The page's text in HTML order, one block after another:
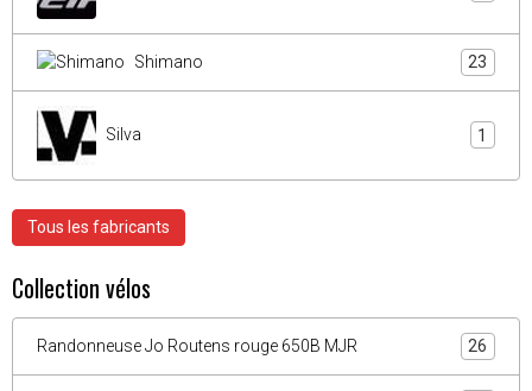
Shimano 23
Silva 1
Tous les fabricants
Collection vélos
Randonneuse Jo Routens rouge 650B MJR 26